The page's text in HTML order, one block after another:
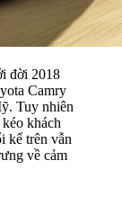
đời 2018
Camry
Tuy nhiên
khách
kể trên vẫn
về cảm